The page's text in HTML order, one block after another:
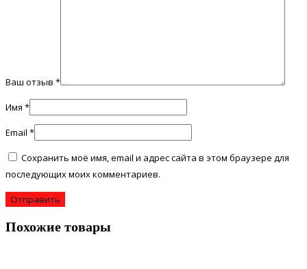
Ваш отзыв *
Имя *
Email *
Сохранить моё имя, email и адрес сайта в этом браузере для
последующих моих комментариев.
Похожие товары